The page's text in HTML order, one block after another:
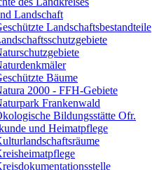
Landschaft
Landschaftsbestandteile
Bäume
2000 - FFH-Gebiete
Frankenwald
Bildungsstätte Ofr.
und Heimatpflege